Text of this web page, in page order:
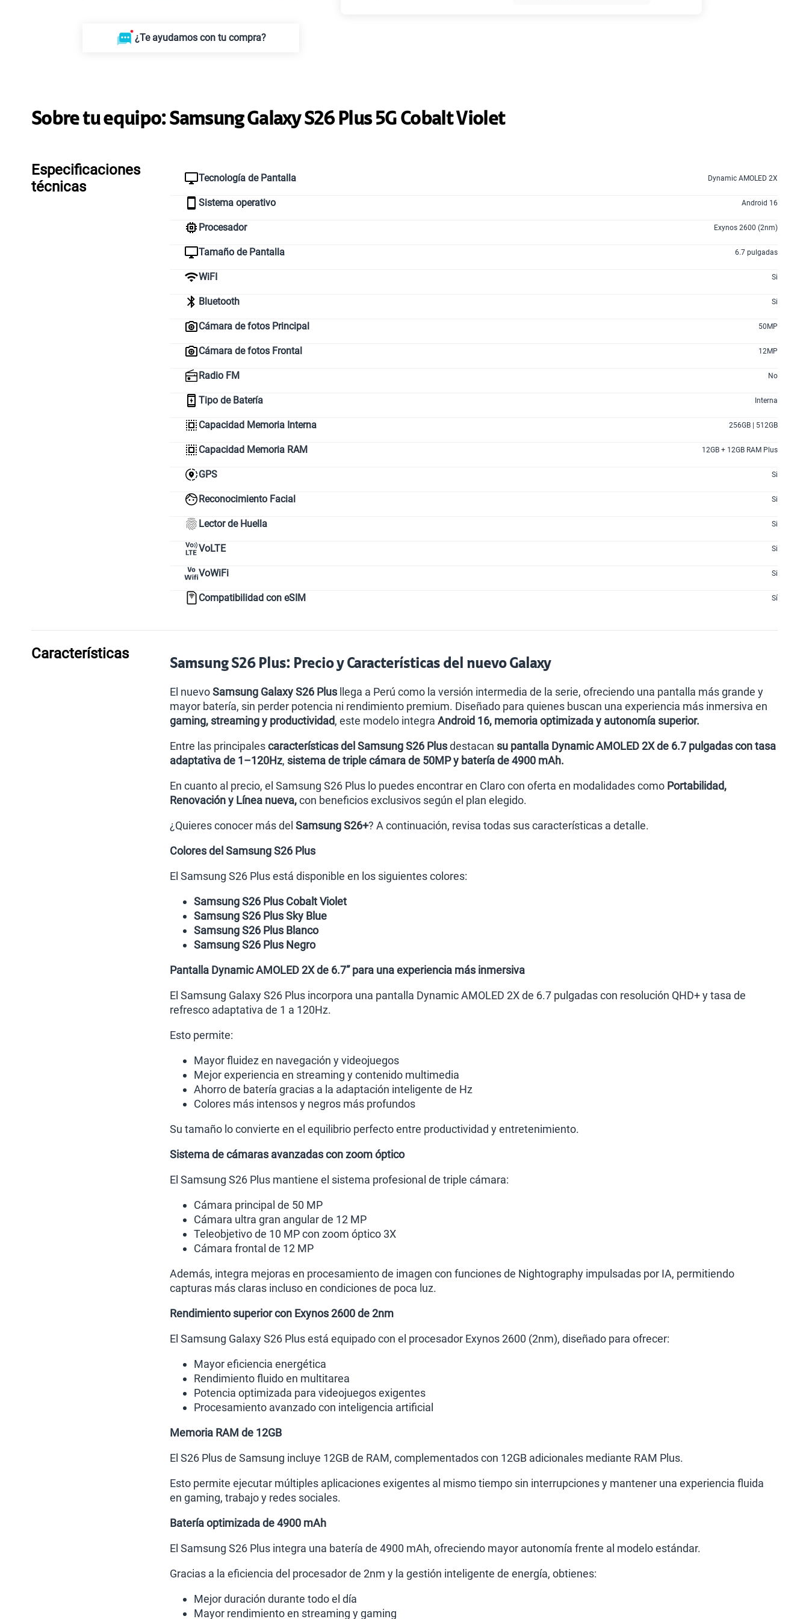
¿Te ayudamos con tu compra?
Sobre tu equipo:SamsungGalaxy S26 Plus 5G Cobalt Violet
Especificaciones
técnicas
Tecnología de Pantalla Dynamic AMOLED 2X
Sistema operativo Android 16
Procesador Exynos 2600 (2nm)
Tamaño de Pantalla 6.7 pulgadas
WiFI Si
Bluetooth Si
Cámara de fotos Principal 50MP
Cámara de fotos Frontal 12MP
Radio FM No
Tipo de Batería Interna
Capacidad Memoria Interna 256GB | 512GB
Capacidad Memoria RAM 12GB + 12GB RAM Plus
GPS Si
Reconocimiento Facial Si
Lector de Huella Si
VoLTE Si
VoWiFi Si
Compatibilidad con eSIM Sí
Características
Samsung S26 Plus: Precio y Características del nuevo Galaxy
El nuevoSamsung Galaxy S26 Plus llega a Perú como la versión intermedia de la serie, ofreciendo una pantalla más grande y
mayor batería, sin perder potencia ni rendimiento premium. Diseñado para quienes buscan una experiencia más inmersiva en
gaming, streaming y productividad, este modelo integra Android 16, memoria optimizada y autonomía superior.
Entre las principalescaracterísticas del Samsung S26 Plusdestacan su pantalla Dynamic AMOLED 2X de 6.7 pulgadas con tasa
adaptativa de 1–120Hz, sistema de triple cámara de 50MP y batería de 4900 mAh.
En cuanto al precio, el Samsung S26 Plus lo puedes encontrar en Claro con oferta en modalidades como Portabilidad,
Renovación y Línea nueva,con beneficios exclusivos según el plan elegido.
¿Quieres conocer más del Samsung S26+? A continuación, revisa todas sus características a detalle.
Colores del Samsung S26 Plus
El Samsung S26 Plus está disponible en los siguientes colores:
Samsung S26 Plus Cobalt Violet
Samsung S26 Plus Sky Blue
Samsung S26 Plus Blanco
Samsung S26 Plus Negro
Pantalla Dynamic AMOLED 2X de 6.7” para una experiencia más inmersiva
El Samsung Galaxy S26 Plus incorpora una pantalla Dynamic AMOLED 2X de 6.7 pulgadas con resolución QHD+ y tasa de
refresco adaptativa de 1 a 120Hz.
Esto permite:
Mayor fluidez en navegación y videojuegos
Mejor experiencia en streaming y contenido multimedia
Ahorro de batería gracias a la adaptación inteligente de Hz
Colores más intensos y negros más profundos
Su tamaño lo convierte en el equilibrio perfecto entre productividad y entretenimiento.
Sistema de cámaras avanzadas con zoom óptico
El Samsung S26 Plus mantiene el sistema profesional de triple cámara:
Cámara principal de 50 MP
Cámara ultra gran angular de 12 MP
Teleobjetivo de 10 MP con zoom óptico 3X
Cámara frontal de 12 MP
Además, integra mejoras en procesamiento de imagen con funciones de Nightography impulsadas por IA, permitiendo
capturas más claras incluso en condiciones de poca luz.
Rendimiento superior con Exynos 2600 de 2nm
El Samsung Galaxy S26 Plus está equipado con el procesador Exynos 2600 (2nm), diseñado para ofrecer:
Mayor eficiencia energética
Rendimiento fluido en multitarea
Potencia optimizada para videojuegos exigentes
Procesamiento avanzado con inteligencia artificial
Memoria RAM de 12GB
El S26 Plus de Samsung incluye 12GB de RAM, complementados con 12GB adicionales mediante RAM Plus.
Esto permite ejecutar múltiples aplicaciones exigentes al mismo tiempo sin interrupciones y mantener una experiencia fluida
en gaming, trabajo y redes sociales.
Batería optimizada de 4900 mAh
El Samsung S26 Plus integra una batería de 4900 mAh, ofreciendo mayor autonomía frente al modelo estándar.
Gracias a la eficiencia del procesador de 2nm y la gestión inteligente de energía, obtienes:
Mejor duración durante todo el día
Mayor rendimiento en streaming y gaming